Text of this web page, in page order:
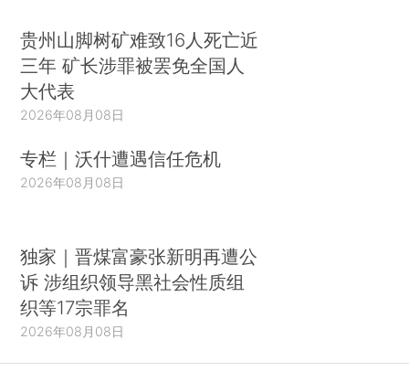
的国家，而上述危机已经促使私营部门和政府主动
采取措施，以恢复投资者和市场的信心。（*8.参见
第二节第5小节关于巴西的内容。）2015年9月，
巴西证券交易所推出了一项创新性的国有企业治理
的上市国有企业提供特别认证。2016年6月，巴西
尽管对混合所有制公司而言，上市国有企业的
治理挑战都是共同的，但是各国应对这些挑战的方
法各式各样。在本文中，我们描述了上市国有企业
贵州山脚树矿难致16人死亡近
三年 矿长涉罪被罢免全国人
大代表
2026年08月08日
专栏｜沃什遭遇信任危机
2026年08月08日
独家｜晋煤富豪张新明再遭公
诉 涉组织领导黑社会性质组
织等17宗罪名
2026年08月08日